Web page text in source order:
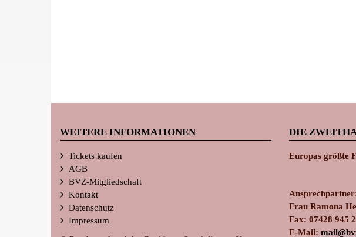
WEITERE INFORMATIONEN
Tickets kaufen
AGB
BVZ-Mitgliedschaft
Kontakt
Datenschutz
Impressum
DIE
Europas größte
Frau Ramona
Fax: 07428 945
E-Mail: ma